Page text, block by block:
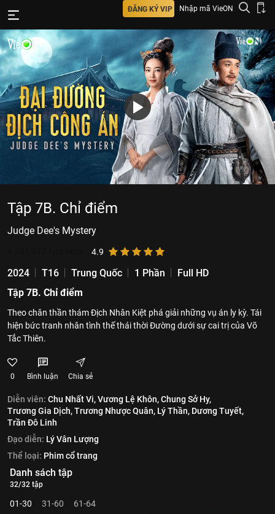
ĐĂNG KÝ VIP Nhập mã VieON
Tập 7B. Chỉ điểm
Judge Dee's Mystery
4.9
2024 T16 Trung Quốc 1 Phần
Full HD
Tập 7B. Chỉ điểm
Theo chân thần thám Địch Nhân Kiệt phá giải những vụ án ly kỳ. Tái
hiện bức tranh nhân tình thế thái thời Đường dưới sự cai trị của Võ
Tắc Thiên.
0 Bình luận Chia sẻ
Diễn viên: Chu Nhất Vi,Vương Lệ Khôn,Chung Sở Hy,
Trương Gia Dịch,Trương Nhược Quân, Lý Thần, Dương Tuyết,
Trần Đô Linh
Đạo diễn: Lý Vân Lượng
Thể loại: Phim cổ trang
Danh sách tập
32/32 tập
01-30 31-60 61-64